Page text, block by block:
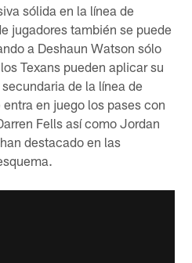
sólida en la línea de
jugadores también se puede
a Deshaun Watson sólo
Texans pueden aplicar su
de la línea de
en juego los pases con
Fells así como Jordan
destacado en las